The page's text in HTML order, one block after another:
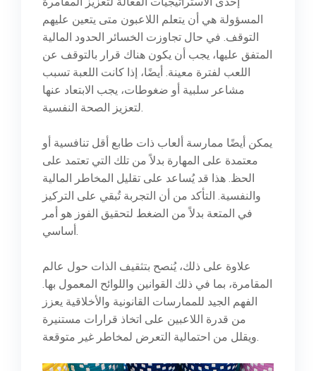
المسؤولة هي أن يتعلم اللاعبون متى يتعين عليهم
التوقف. في حال تجاوزت الخسائر الحدود المالية
المتفق عليها، يجب أن يكون هناك قرار بالتوقف عن
اللعب لفترة معينة. أيضًا، إذا كانت اللعبة تسبب
مشاعر سلبية أو ضغوطات، يجب الابتعاد عنها
لتعزيز الصحة النفسية.
يمكن أيضًا ممارسة ألعاب ذات طابع أقل تنافسية أو
معتمدة على المهارة بدلاً من تلك التي تعتمد على
الحظ. هذا قد يُساعد على تقليل المخاطر المالية
والنفسية. التأكد من أن التجربة تُبقي على التركيز
في المتعة بدلاً من الضغط لتحقيق الفوز هو أمر
أساسي.
علاوة على ذلك، يُنصح بتثقيف الذات حول عالم
المقامرة، بما في ذلك القوانين واللوائح المعمول بها.
الفهم الجيد للممارسات القانونية والأخلاقية يعزز
من قدرة اللاعبين على اتخاذ قرارات مستنيرة
ويقلل من احتمالية التعرض لمخاطر غير متوقعة.